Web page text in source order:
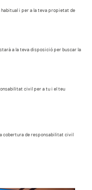
i per a la teva propietat de
a la teva disposició per buscar la
civil per a tu i el teu
cobertura de responsabilitat civil